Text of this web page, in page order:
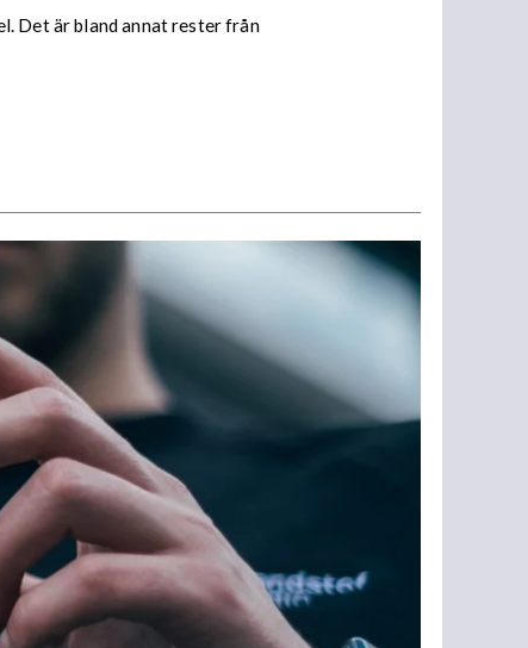
Det är bland annat rester från